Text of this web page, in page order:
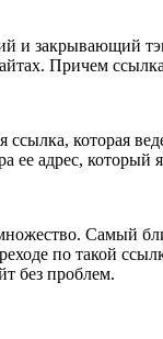
тэг
Причем
которая
ее адрес, который
Самый
по такой
без проблем.